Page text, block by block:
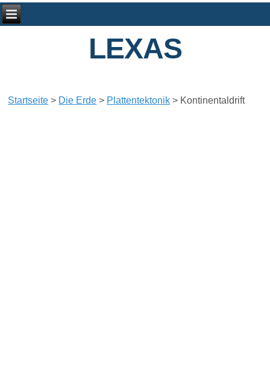
LEXAS
Startseite > Die Erde > Plattentektonik > Kontinentaldrift